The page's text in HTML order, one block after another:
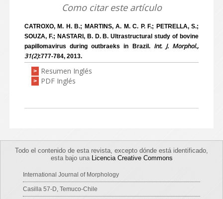
Como citar este artículo
CATROXO, M. H. B.; MARTINS, A. M. C. P. F.; PETRELLA, S.;
SOUZA, F.; NASTARI, B. D. B. Ultrastructural study of bovine
papillomavirus during outbraeks in Brazil. Int. J. Morphol.,
31(2):777-784, 2013.
> Resumen Inglés
> PDF Inglés
Todo el contenido de esta revista, excepto dónde está identificado,
esta bajo una Licencia Creative Commons
International Journal of Morphology
Casilla 57-D, Temuco-Chile